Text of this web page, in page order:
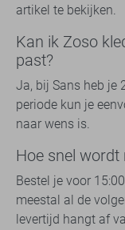
artikel te bekijken.
Kan ik Zoso
past?
Ja, bij Sans heb je
periode kun je
naar wens is.
Hoe snel wordt
Bestel je voor
meestal al de
levertijd hangt af